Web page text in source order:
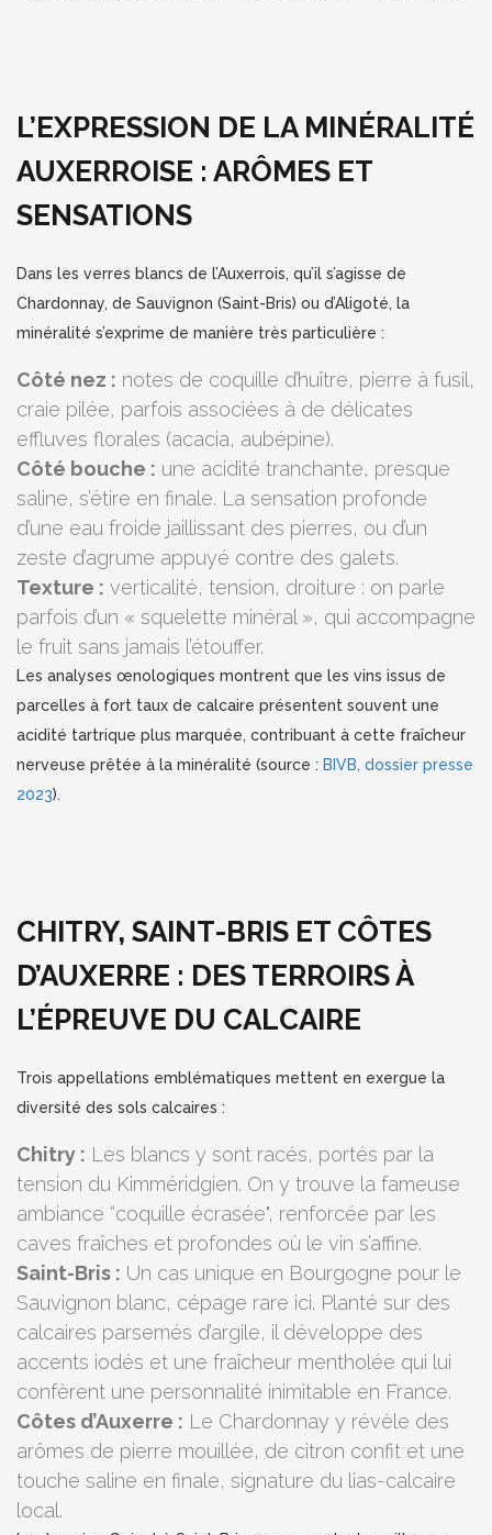
L’EXPRESSION DE LA MINÉRALITÉ
AUXERROISE : ARÔMES ET
SENSATIONS
Dans les verres blancs de l’Auxerrois, qu’il s’agisse de
Chardonnay, de Sauvignon (Saint-Bris) ou d’Aligoté, la
minéralité s’exprime de manière très particulière :
Côté nez : notes de coquille d’huître, pierre à fusil,
craie pilée, parfois associées à de délicates
effluves florales (acacia, aubépine).
Côté bouche : une acidité tranchante, presque
saline, s’étire en finale. La sensation profonde
d’une eau froide jaillissant des pierres, ou d’un
zeste d’agrume appuyé contre des galets.
Texture : verticalité, tension, droiture : on parle
parfois d’un « squelette minéral », qui accompagne
le fruit sans jamais l’étouffer.
Les analyses œnologiques montrent que les vins issus de
parcelles à fort taux de calcaire présentent souvent une
acidité tartrique plus marquée, contribuant à cette fraîcheur
nerveuse prêtée à la minéralité (source : BIVB, dossier presse
2023).
CHITRY, SAINT-BRIS ET CÔTES
D’AUXERRE : DES TERROIRS À
L’ÉPREUVE DU CALCAIRE
Trois appellations emblématiques mettent en exergue la
diversité des sols calcaires :
Chitry : Les blancs y sont racés, portés par la
tension du Kimméridgien. On y trouve la fameuse
ambiance “coquille écrasée", renforcée par les
caves fraîches et profondes où le vin s’affine.
Saint-Bris : Un cas unique en Bourgogne pour le
Sauvignon blanc, cépage rare ici. Planté sur des
calcaires parsemés d’argile, il développe des
accents iodés et une fraîcheur mentholée qui lui
confèrent une personnalité inimitable en France.
Côtes d’Auxerre : Le Chardonnay y révèle des
arômes de pierre mouillée, de citron confit et une
touche saline en finale, signature du lias-calcaire
local.